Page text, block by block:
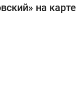
на карте